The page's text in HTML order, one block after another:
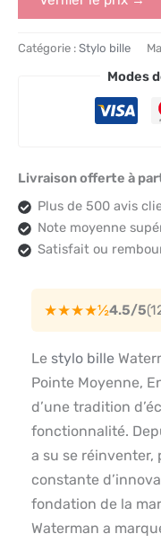
Catégorie : Stylo bille
Modes
Livraison offerte à
Plus de 500 avis
Note moyenne
Satisfait ou
★★★★½4.5/5
Le stylo bille
Pointe Moyenne,
d’une tradition
fonctionnalité.
a su se
constante
fondation de la
Waterman a